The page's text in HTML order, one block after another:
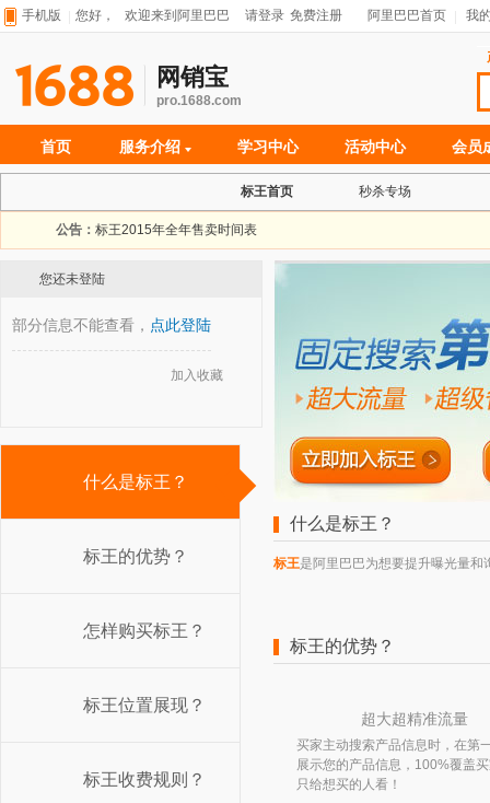
手机版 您好， 欢迎来到阿里巴巴 请登录 免费注册 阿里巴巴首页 我
网销宝
pro.1688.com
首页 服务介绍 学习中心 活动中心 会员
标王首页 秒杀专场
公告： 标王2015年全年售卖时间表
您还未登陆
部分信息不能查看， 点此登陆
加入收藏
什么是标王？ ◆
标王的优势？
怎样购买标王？
标王位置展现？
标王收费规则？
什么是标王？
标王是阿里巴巴为想要提升曝光量
标王的优势？
超大超精准流量
买家主动搜索产品信息时，在第
展示您的产品信息，100%覆盖
只给想买的人看！